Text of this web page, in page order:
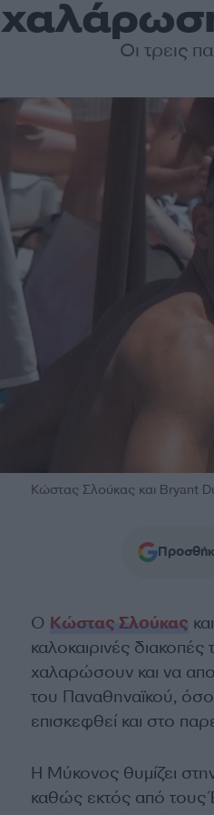
Οι τρεις
Κώστας Σλούκας και Bryant
Ο Κώστας Σλούκας
καλοκαιρινές διακοπές
χαλαρώσουν και να
του Παναθηναϊκού,
επισκεφθεί και στο
Η Μύκονος θυμίζει
καθώς εκτός από τους